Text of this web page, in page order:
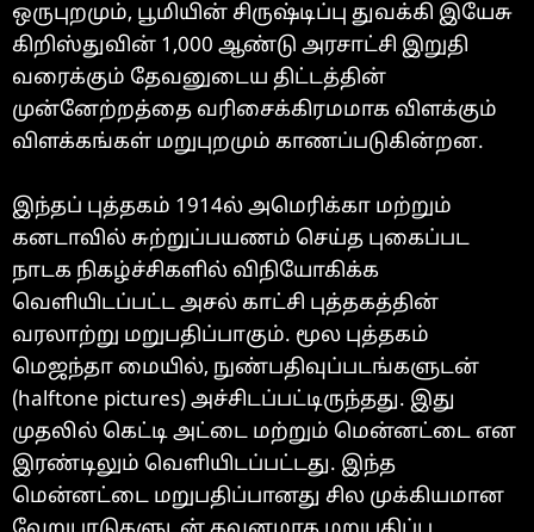
ஒருபுறமும், பூமியின் சிருஷ்டிப்பு துவக்கி இயேசு
கிறிஸ்துவின் 1,000 ஆண்டு அரசாட்சி இறுதி
வரைக்கும் தேவனுடைய திட்டத்தின்
முன்னேற்றத்தை வரிசைக்கிரமமாக விளக்கும்
விளக்கங்கள் மறுபுறமும் காணப்படுகின்றன.
இந்தப் புத்தகம் 1914ல் அமெரிக்கா மற்றும்
கனடாவில் சுற்றுப்பயணம் செய்த புகைப்பட
நாடக நிகழ்ச்சிகளில் விநியோகிக்க
வெளியிடப்பட்ட அசல் காட்சி புத்தகத்தின்
வரலாற்று மறுபதிப்பாகும். மூல புத்தகம்
மெஜந்தா மையில், நுண்பதிவுப்படங்களுடன்
(halftone pictures) அச்சிடப்பட்டிருந்தது. இது
முதலில் கெட்டி அட்டை மற்றும் மென்னட்டை என
இரண்டிலும் வெளியிடப்பட்டது. இந்த
மென்னட்டை மறுபதிப்பானது சில முக்கியமான